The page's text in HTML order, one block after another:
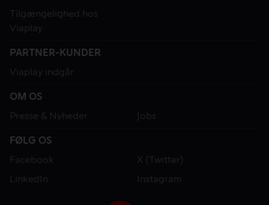
Tilgængelighed hos
Viaplay
PARTNER-KUNDER
Viaplay indgår
OM OS
Presse & Nyheder
Jobs
FØLG OS
Facebook
X (Twitter)
LinkedIn
Instagram